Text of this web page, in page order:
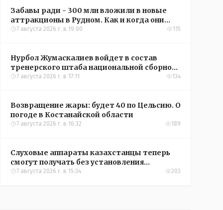
Забавы ради - 300 млн вложили в новые
аттракционы в Рудном. Как и когда они
окупятся?
7 августа 2026 г. в 19:00 115
Нурбол Жумаскалиев войдет в состав
тренерского штаба национальной сборной
Казахстана по футболу
7 августа 2026 г. в 17:11 134
Возвращение жары: будет 40 по Цельсию. О
погоде в Костанайской области
7 августа 2026 г. в 16:32 189
Слуховые аппараты казахстанцы теперь
смогут получать без установления
инвалидности
7 августа 2026 г. в 15:34 203